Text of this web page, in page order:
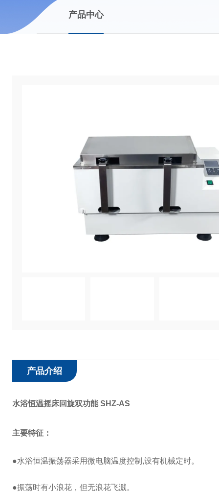
产品中心
产品介绍
水浴恒温摇床回旋双功能 SHZ-AS
主要特征：
●水浴恒温振荡器采用微电脑温度控制,设有机械定时。
●振荡时有小浪花，但无浪花飞溅。